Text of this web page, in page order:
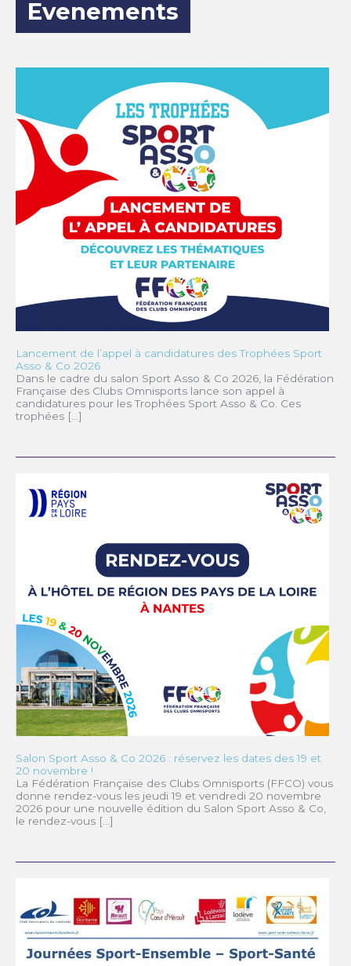
Evenements
Lancement de l’appel à candidatures des Trophées Sport
Asso & Co 2026
Dans le cadre du salon Sport Asso & Co 2026, la Fédération
Française des Clubs Omnisports lance son appel à
candidatures pour les Trophées Sport Asso & Co. Ces
trophées […]
Salon Sport Asso & Co 2026 : réservez les dates des 19 et
20 novembre !
La Fédération Française des Clubs Omnisports (FFCO) vous
donne rendez-vous les jeudi 19 et vendredi 20 novembre
2026 pour une nouvelle édition du Salon Sport Asso & Co,
le rendez-vous […]